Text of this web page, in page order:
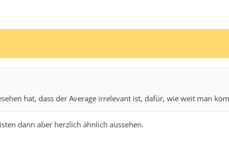
hat, dass der Average irrelevant ist, dafür, wie weit man
dann aber herzlich ähnlich aussehen.